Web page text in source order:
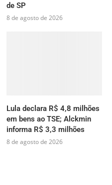
de SP
8 de agosto de 2026
Lula declara R$ 4,8 milhões
em bens ao TSE; Alckmin
informa R$ 3,3 milhões
8 de agosto de 2026